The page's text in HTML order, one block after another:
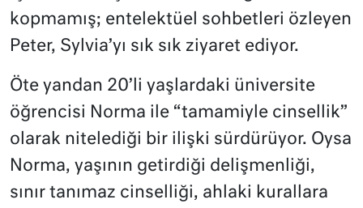
kopmamış; entelektüel sohbetleri özleyen
Peter, Sylvia’yı sık sık ziyaret ediyor.
Öte yandan 20’li yaşlardaki üniversite
öğrencisi Norma ile “tamamiyle cinsellik”
olarak nitelediği bir ilişki sürdürüyor. Oysa
Norma, yaşının getirdiği delişmenliği,
sınır tanımaz cinselliği, ahlaki kurallara